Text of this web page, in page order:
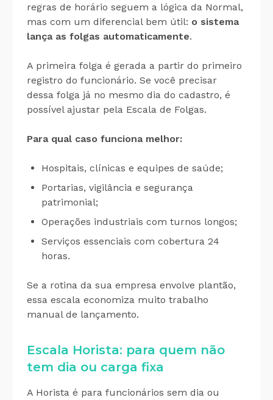
regras de horário seguem a lógica da Normal,
mas com um diferencial bem útil: o sistema
lança as folgas automaticamente.
A primeira folga é gerada a partir do primeiro
registro do funcionário. Se você precisar
dessa folga já no mesmo dia do cadastro, é
possível ajustar pela Escala de Folgas.
Para qual caso funciona melhor:
Hospitais, clínicas e equipes de saúde;
Portarias, vigilância e segurança
patrimonial;
Operações industriais com turnos longos;
Serviços essenciais com cobertura 24
horas.
Se a rotina da sua empresa envolve plantão,
essa escala economiza muito trabalho
manual de lançamento.
Escala Horista: para quem não
tem dia ou carga fixa
A Horista é para funcionários sem dia ou